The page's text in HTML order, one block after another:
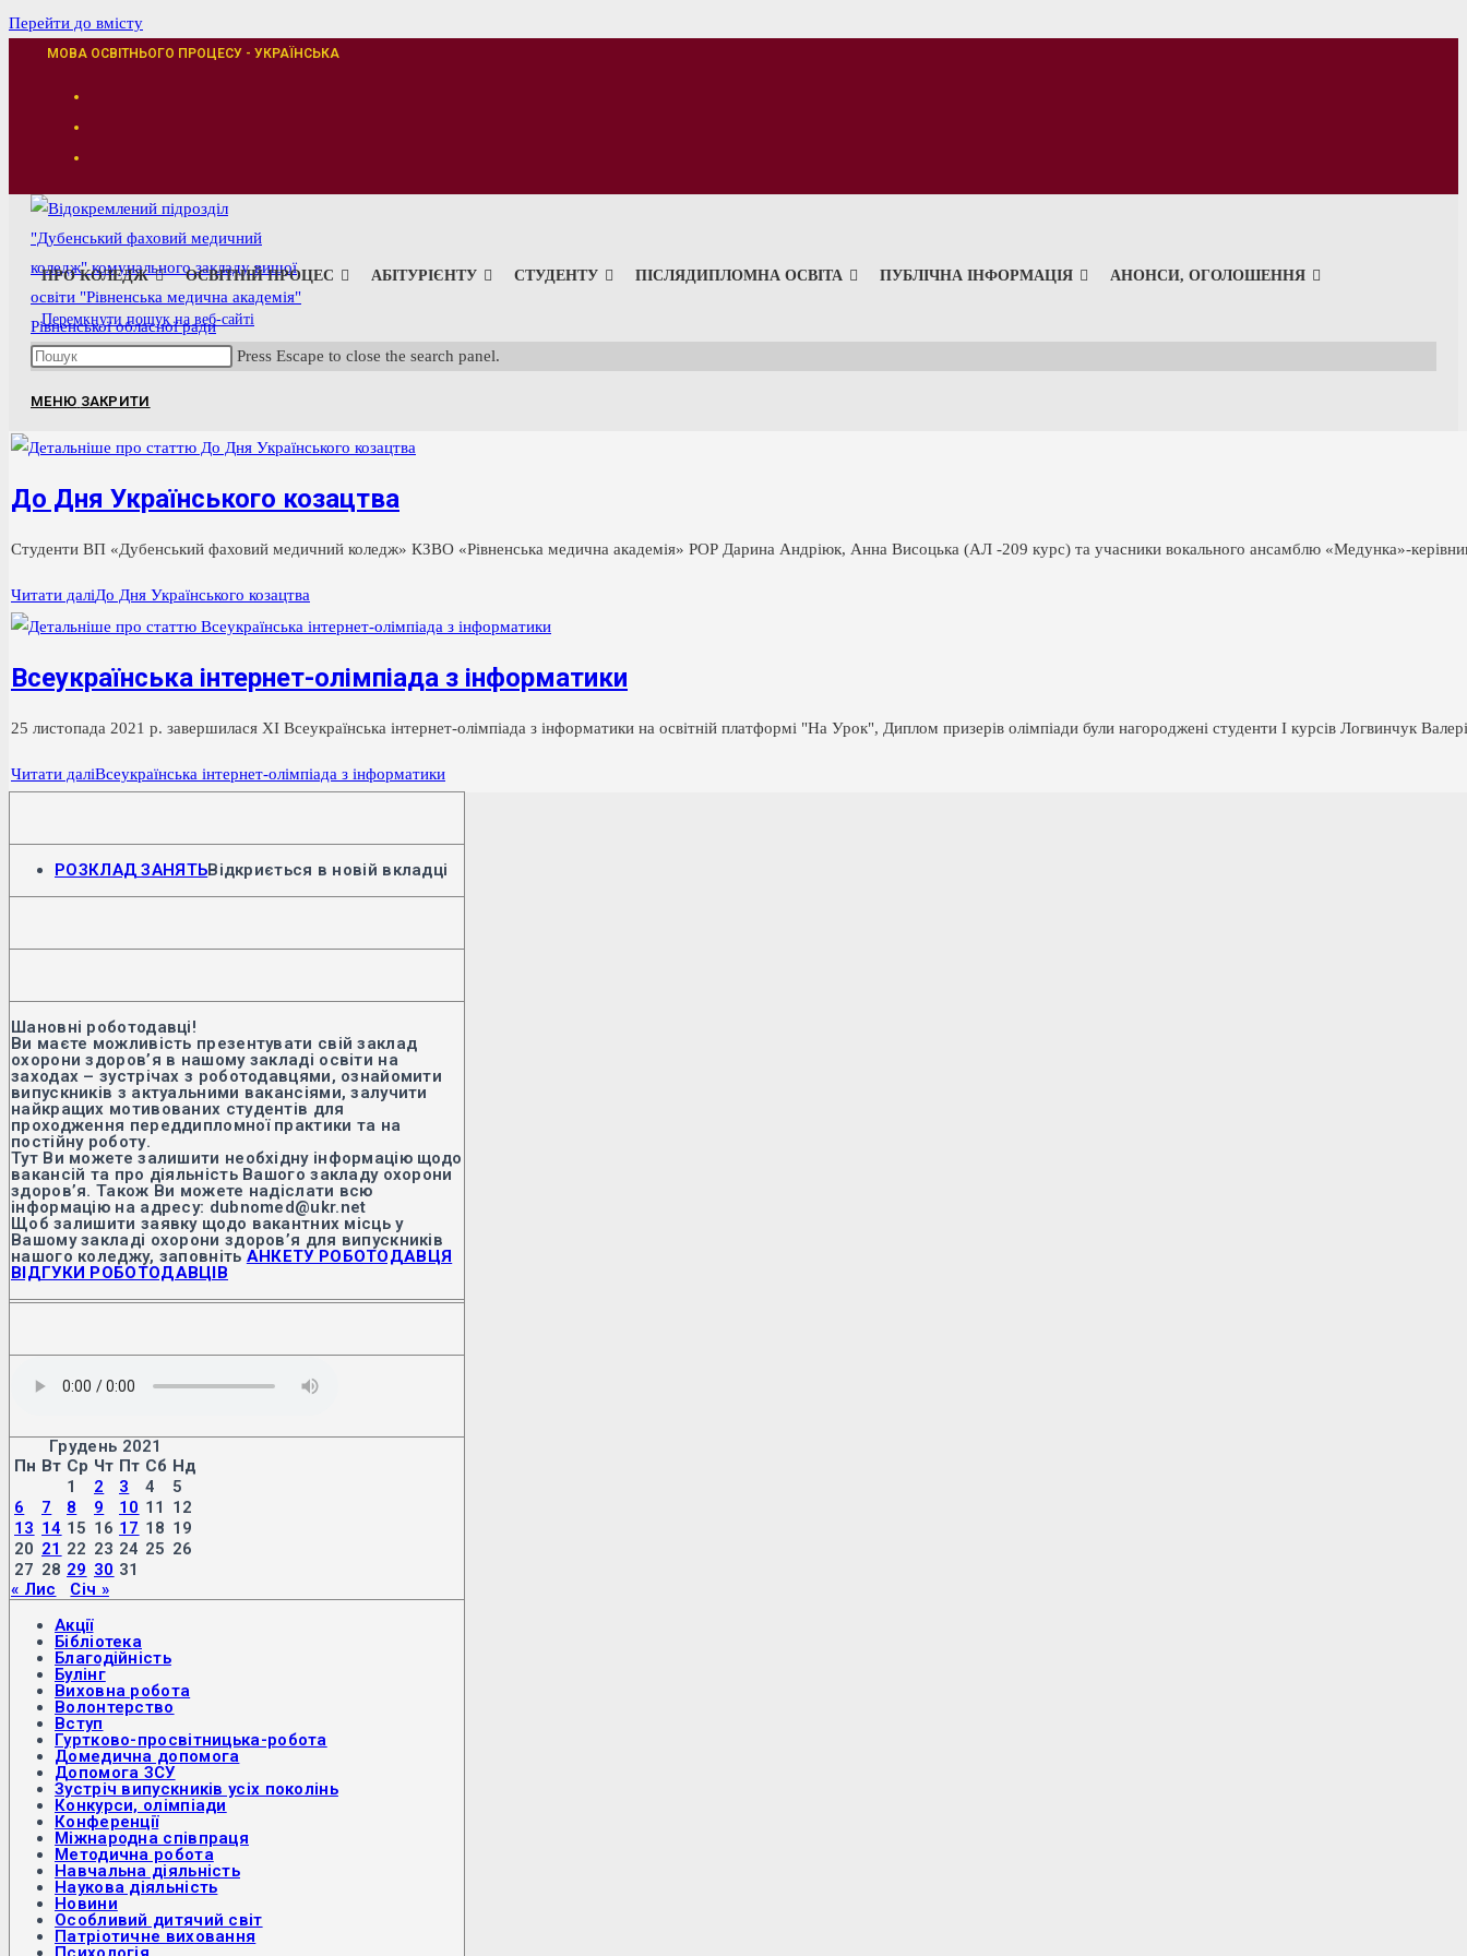
Перейти до вмісту
МОВА ОСВІТНЬОГО ПРОЦЕСУ - УКРАЇНСЬКА
ПРО КОЛЕДЖ ОСВІТНІЙ ПРОЦЕС АБІТУРІЄНТУ СТУДЕНТУ ПІСЛЯДИПЛОМНА ОСВІТА ПУБЛІЧНА ІНФОРМАЦІЯ АНОНСИ, ОГОЛОШЕННЯ
Перемкнути пошук на веб-сайті
Press Escape to close the search panel.
МЕНЮ ЗАКРИТИ
До Дня Українського козацтва
Студенти ВП «Дубенський фаховий медичний коледж» КЗВО «Рівненська медична академія» РОР Дарина Андріюк, Анна Висоцька (АЛ -209 курс) та учасники вокального ансамблю «Медунка»-
Читати даліДо Дня Українського козацтва
Всеукраїнська інтернет-олімпіада з інформатики
25 листопада 2021 р. завершилася ХІ Всеукраїнська інтернет-олімпіада з інформатики на освітній платформі "На Урок", Диплом призерів олімпіади були нагороджені студенти І курсів Логвинчук
Читати даліВсеукраїнська інтернет-олімпіада з інформатики
РОЗКЛАД ЗАНЯТЬВідкриється в новій вкладці
Шановні роботодавці!
Ви маєте можливість презентувати свій заклад
охорони здоров’я в нашому закладі освіти на
заходах – зустрічах з роботодавцями, ознайомити
випускників з актуальними вакансіями, залучити
найкращих мотивованих студентів для
проходження переддипломної практики та на
постійну роботу.
Тут Ви можете залишити необхідну інформацію щодо
вакансій та про діяльність Вашого закладу охорони
здоров’я. Також Ви можете надіслати всю
інформацію на адресу: dubnomed@ukr.net
Щоб залишити заявку щодо вакантних місць у
Вашому закладі охорони здоров’я для випускників
нашого коледжу, заповніть АНКЕТУ РОБОТОДАВЦЯ
ВІДГУКИ РОБОТОДАВЦІВ
Грудень 2021
Пн Вт Ср Чт Пт Сб Нд
1
2 3 4
5
6
7 8 9 10 11
12
13 14 15 16 17 18 19
20 21 22 23 24 25 26
27 28 29 30 31
« Лис
Січ »
Акції
Бібліотека
Благодійність
Булінг
Виховна робота
Волонтерство
Вступ
Гуртково-просвітницька-робота
Домедична допомога
Допомога ЗСУ
Зустріч випускників усіх поколінь
Конкурси, олімпіади
Конференції
Міжнародна співпраця
Методична робота
Навчальна діяльність
Наукова діяльність
Новини
Особливий дитячий світ
Патріотичне виховання